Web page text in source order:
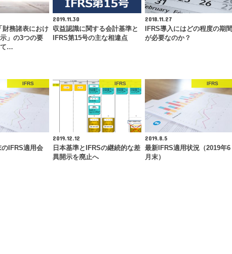
財務諸表におけ
」の3つの要
て…
2019.11.30
収益認識に関する会計基準と
IFRS第15号の主な相違点
2018.11.27
IFRS導入にはどの程度の期間
が必要なのか？
IFRS
のIFRS適用会
IFRS
2019.12.12
日本基準とIFRSの継続的な差
異開示を廃止へ
IFRS
2019.8.5
最新IFRS適用状況（2019年6
月末）